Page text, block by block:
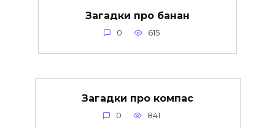
Загадки про банан
0 615
Загадки про компас
0 841